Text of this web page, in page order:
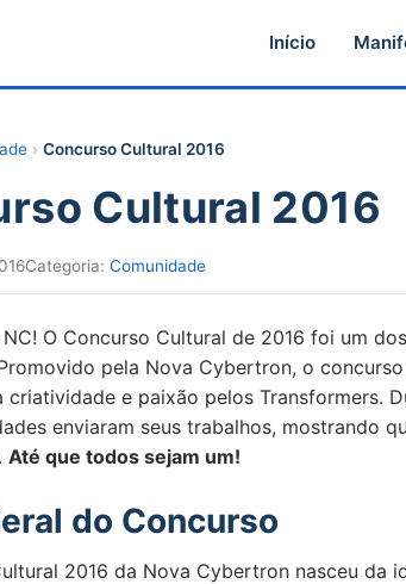
Início
› Concurso Cultural 2016
Cultural 2016
Categoria: Comunidade
NC! O Concurso Cultural de 2016 foi um
pela Nova Cybertron, o
criatividade e paixão pelos Transformers.
enviaram seus trabalhos, mostrando
Até que todos sejam um!
do Concurso
2016 da Nova Cybertron nasceu da